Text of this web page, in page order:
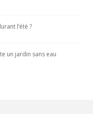
l’été ?
un jardin sans eau